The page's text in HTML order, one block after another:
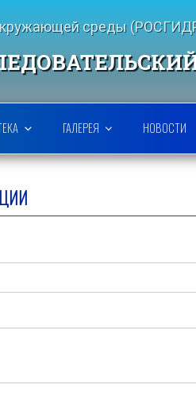
окружающей среды
ГАЛЕРЕЯ НОВОСТИ